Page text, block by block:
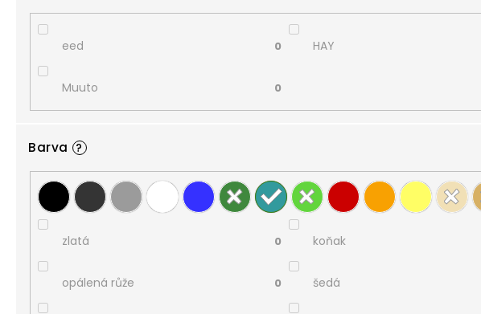
eed 0 HAY
Muuto 0
Barva ?
zlatá 0 koňak
opálená růže 0 šedá